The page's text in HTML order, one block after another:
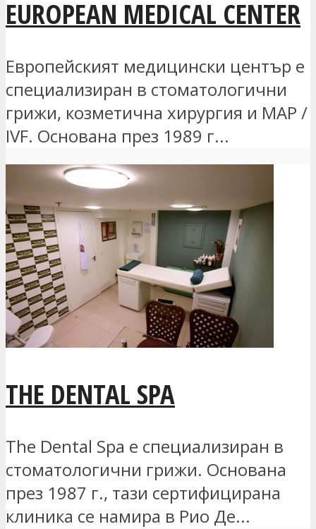
EUROPEAN MEDICAL CENTER
Европейският медицински център е
специализиран в стоматологични
грижи, козметична хирургия и MAP /
IVF. Основана през 1989 г...
THE DENTAL SPA
The Dental Spa е специализиран в
стоматологични грижи. Основана
през 1987 г., тази сертифицирана
клиника се намира в Рио Де...